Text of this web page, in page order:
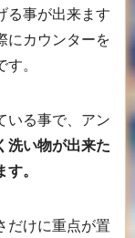
る事が出来ます
にカウンターを
。
いる事で、アン
洗い物が出来た
。
だけに重点が置